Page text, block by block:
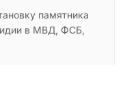
памятника
в МВД, ФСБ,